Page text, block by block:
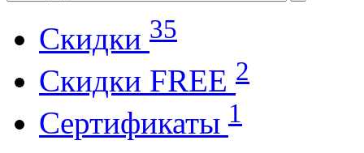
Скидки 35
Cкидки FREE 2
Cертификаты 1